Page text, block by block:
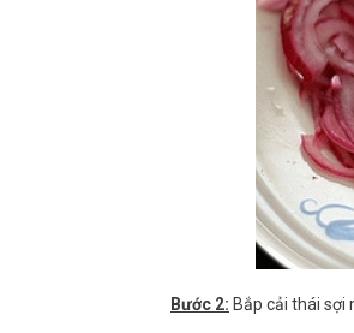
Bước 2: Bắp cải thái sợi